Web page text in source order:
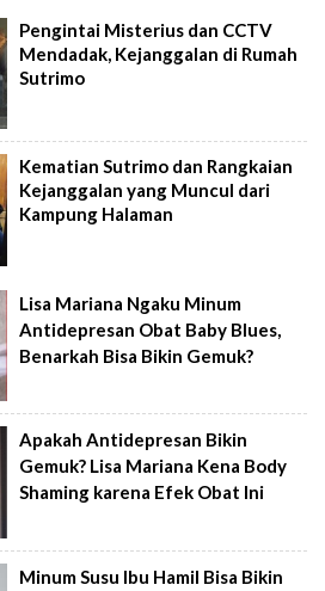
Pengintai Misterius dan CCTV
Mendadak, Kejanggalan di Rumah
Sutrimo
Kematian Sutrimo dan Rangkaian
Kejanggalan yang Muncul dari
Kampung Halaman
Lisa Mariana Ngaku Minum
Antidepresan Obat Baby Blues,
Benarkah Bisa Bikin Gemuk?
Apakah Antidepresan Bikin
Gemuk? Lisa Mariana Kena Body
Shaming karena Efek Obat Ini
Minum Susu Ibu Hamil Bisa Bikin